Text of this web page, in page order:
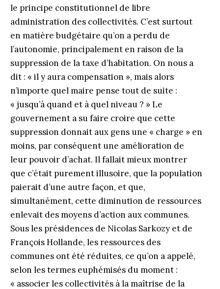
le principe constitutionnel de libre
administration des col­lectivités. C’est surtout
en matière budgétaire qu’on a perdu de
l’autonomie, principalement en raison de la
suppression de la taxe d’habitation. On nous a
dit : « il y aura compensation », mais alors
n’importe quel maire pense tout de suite :
« jusqu’à quand et à quel niveau ? » Le
gouvernement a su faire croire que cette
suppression donnait aux gens une « charge » en
moins, par conséquent une amélioration de
leur pouvoir d’achat. Il fallait mieux montrer
que c’était purement illusoire, que la population
paierait d’une autre façon, et que,
simultanément, cette diminution de ressources
enlevait des moyens d’action aux communes.
Sous les présidences de Nicolas Sarkozy et de
François Hollande, les ressources des
communes ont été réduites, ce qu’on a appelé,
selon les termes euphémisés du moment :
« associer les collectivités à la maîtrise de la